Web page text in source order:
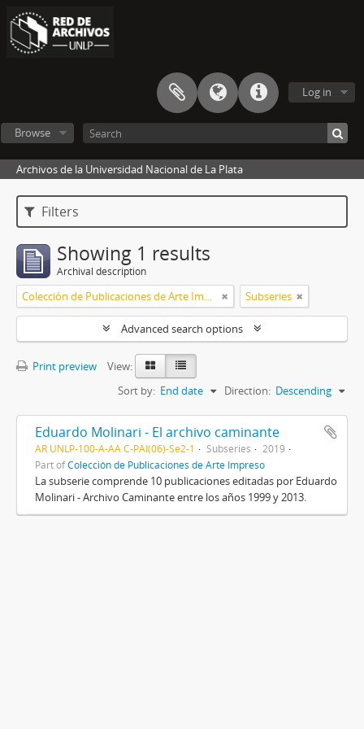
Log in
Browse
Archivos de la Universidad Nacional de La Plata
Filters
Showing 1 results
Archival description
Colección de Publicaciones de Arte Impreso Subseries
Advanced search options
Print preview
View:
Sort by: End date Direction: Descending
Eduardo Molinari - El archivo caminante
AR UNLP-100-A-AA C-PAI(06)-Se2-1 Subseries
2019
Part ofColección de Publicaciones de Arte Impreso
La subserie comprende 10 publicaciones editadas por Eduardo
Molinari - Archivo Caminante entre los años 1999 y 2013.